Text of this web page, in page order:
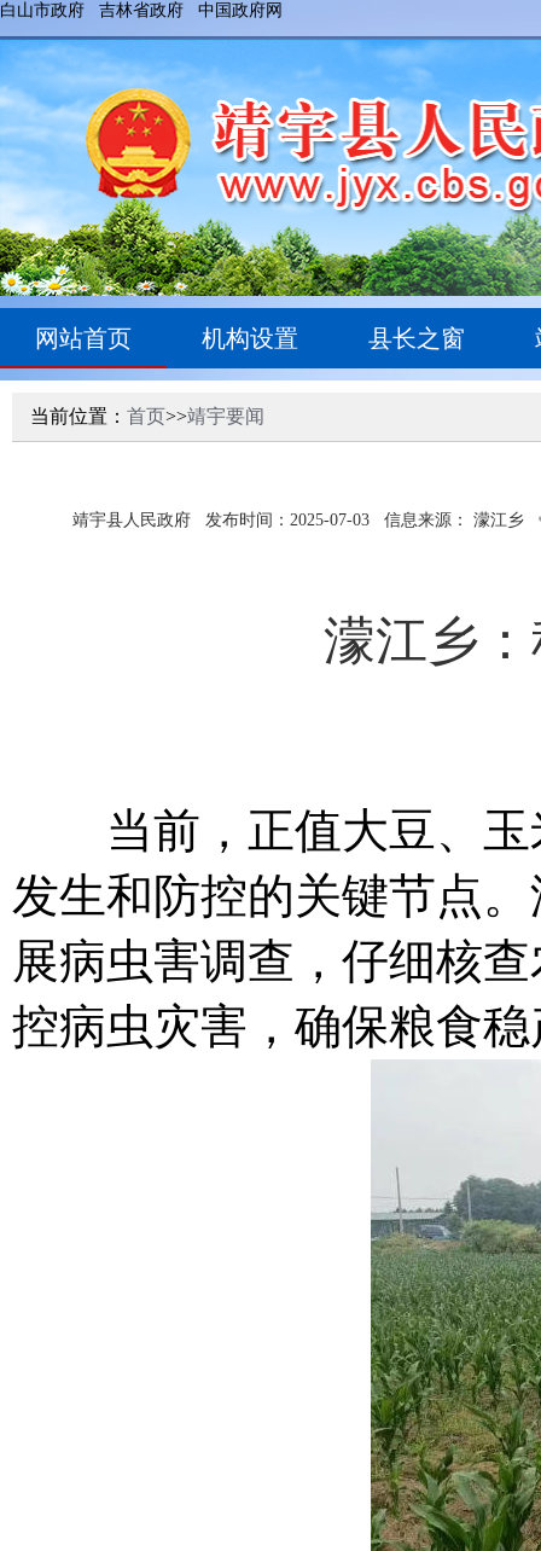
白山市政府 吉林省政府 中国政府网
网站首页 机构设置 县长之窗
当前位置： 首页>>靖宇要闻
靖宇县人民政府 发布时间：2025-07-03 信息来源： 濛江乡
濛江乡
当前，正值大豆、玉
发生和防控的关键节点
展病虫害调查，仔细核
控病虫灾害，确保粮食